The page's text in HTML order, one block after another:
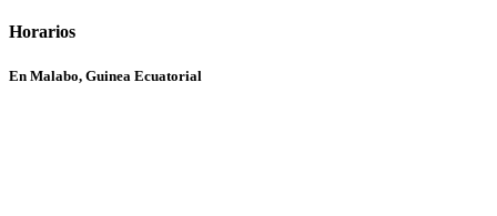
Horarios
En Malabo, Guinea Ecuatorial